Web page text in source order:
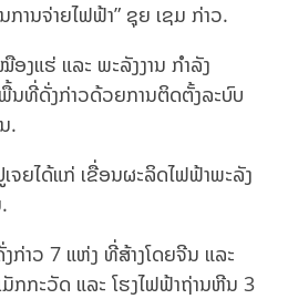
ານຈ່າຍໄຟຟ້າ” ຊຸຍ ເຊມ ກ່າວ.
ອງແຮ່ ແລະ ພະລັງງານ ກຳລັງ
ນທີ່ດັ່ງກ່າວດ້ວຍການຕິດຕັ້ງລະບົບ
.
ຈຍໄດ້ແກ່ ເຂື່ອນຜະລິດໄຟຟ້າພະລັງ
ກ່າວ 7 ແຫ່ງ ທີ່ສ້າງໂດຍຈີນ ແລະ
ກກະວັດ ແລະ ໂຮງໄຟຟ້າຖ່ານຫີນ 3